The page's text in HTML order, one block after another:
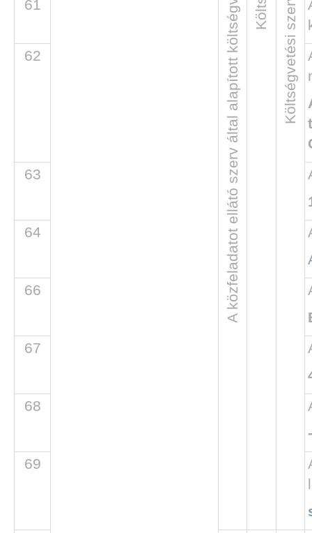
A közfeladatot ellátó szerv által alapított költségvetési szervadatai
61
62
63
64
66
67
68
-
69